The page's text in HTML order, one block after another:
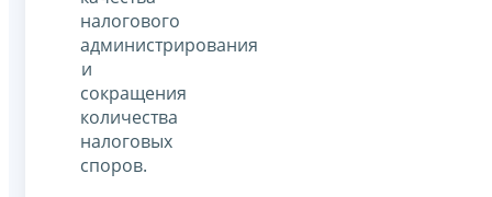
налогового
администрирования
и
сокращения
количества
налоговых
споров.